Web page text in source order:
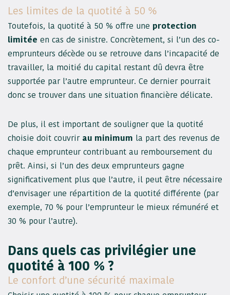
Les limites de la quotité à 50 %
Toutefois, la quotité à 50 % offre une protection
limitée en cas de sinistre. Concrètement, si l’un des co-
emprunteurs décède ou se retrouve dans l’incapacité de
travailler, la moitié du capital restant dû devra être
supportée par l’autre emprunteur. Ce dernier pourrait
donc se trouver dans une situation financière délicate.
De plus, il est important de souligner que la quotité
choisie doit couvrir au minimum la part des revenus de
chaque emprunteur contribuant au remboursement du
prêt. Ainsi, si l’un des deux emprunteurs gagne
significativement plus que l’autre, il peut être nécessaire
d’envisager une répartition de la quotité différente (par
exemple, 70 % pour l’emprunteur le mieux rémunéré et
30 % pour l’autre).
Dans quels cas privilégier une
quotité à 100 % ?
Le confort d’une sécurité maximale